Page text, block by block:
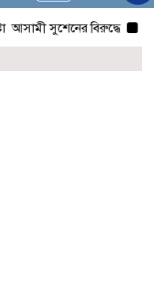
navigation
সুশেনের বিরুদ্ধে